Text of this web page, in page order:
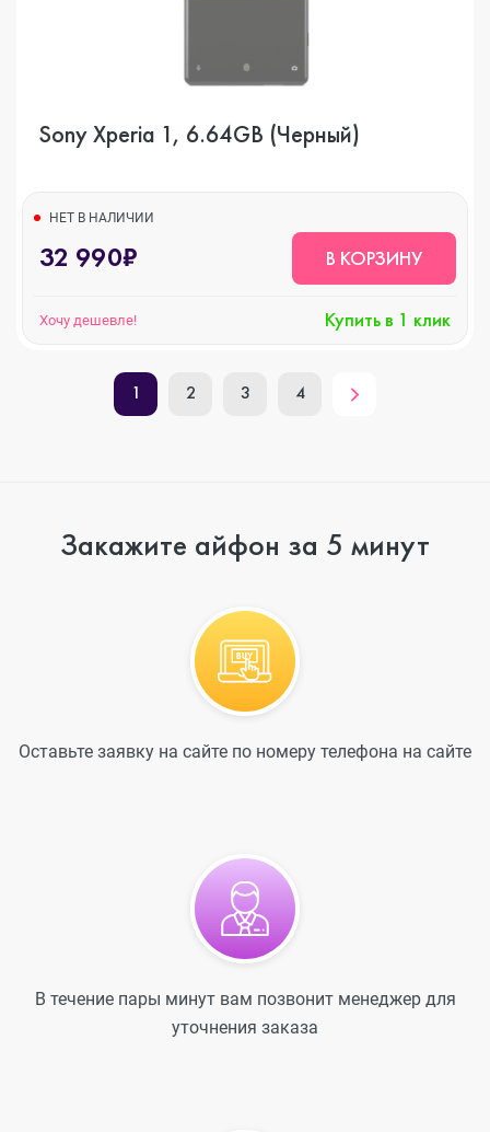
Sony Xperia 1, 6.64GB (Черный)
НЕТ В НАЛИЧИИ
32 990₽ В КОРЗИНУ
Хочу дешевле! Купить в 1 клик
1 2 3 4
Закажите айфон за 5 минут
Оставьте заявку на сайте по номеру телефона на сайте
В течение пары минут вам позвонит менеджер для
уточнения заказа